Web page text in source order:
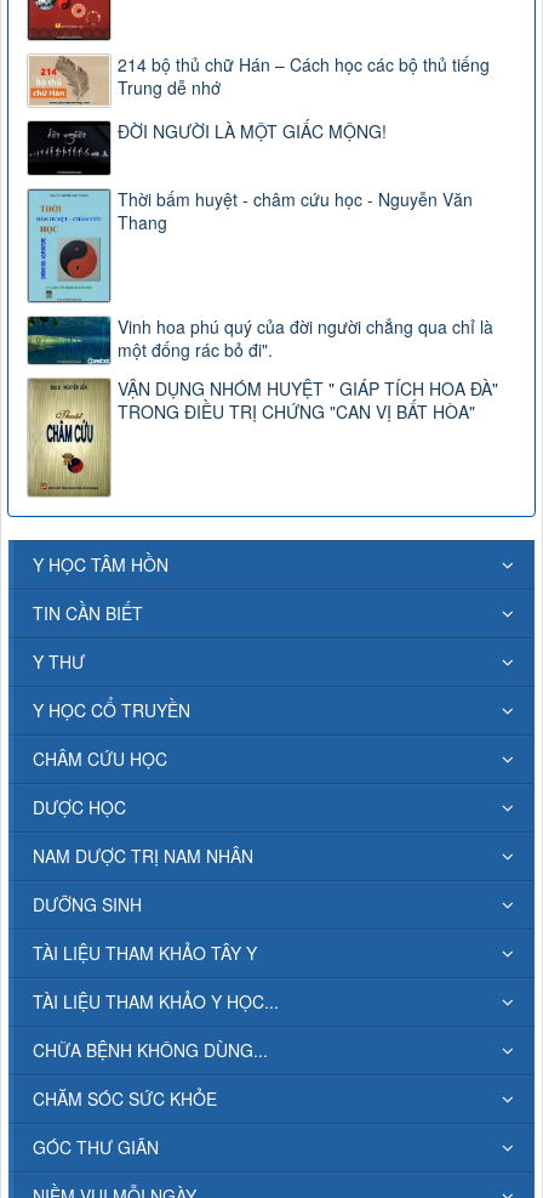
214 bộ thủ chữ Hán – Cách học các bộ thủ tiếng
Trung dễ nhớ
ĐỜI NGƯỜI LÀ MỘT GIẤC MỘNG!
Thời bấm huyệt - châm cứu học - Nguyễn Văn
Thang
Vinh hoa phú quý của đời người chẳng qua chỉ là
một đống rác bỏ đi".
VẬN DỤNG NHÓM HUYỆT " GIÁP TÍCH HOA ĐÀ"
TRONG ĐIỀU TRỊ CHỨNG "CAN VỊ BẤT HÒA"
Y HỌC TÂM HỒN
TIN CẦN BIẾT
Y THƯ
Y HỌC CỔ TRUYỀN
CHÂM CỨU HỌC
DƯỢC HỌC
NAM DƯỢC TRỊ NAM NHÂN
DƯỠNG SINH
TÀI LIỆU THAM KHẢO TÂY Y
TÀI LIỆU THAM KHẢO Y HỌC...
CHỮA BỆNH KHÔNG DÙNG...
CHĂM SÓC SỨC KHỎE
GÓC THƯ GIÃN